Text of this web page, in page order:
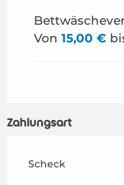
Von 15,00 €
Zahlungsart
Scheck